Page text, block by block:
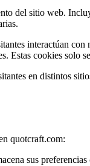
del sitio web.
interactúan
Estas cookies solo
en distintos
quotcraft.com:
sus